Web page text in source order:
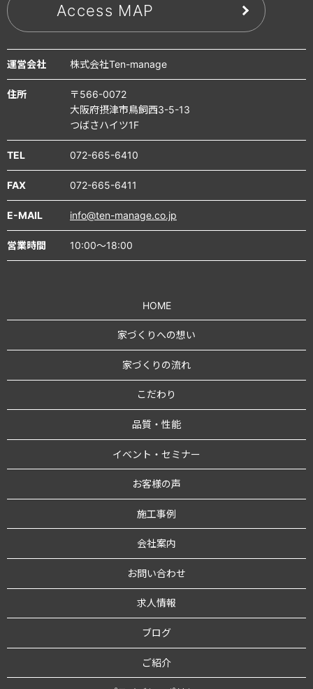
Access MAP
運営会社 株式会社Ten-manage
住所
〒566-0072
大阪府摂津市鳥飼西3-5-13
つばさハイツ1F
TEL 072-665-6410
FAX 072-665-6411
E-MAIL info@ten-manage.co.jp
営業時間 10:00～18:00
HOME
家づくりへの想い
家づくりの流れ
こだわり
品質・性能
イベント・セミナー
お客様の声
施工事例
会社案内
お問い合わせ
求人情報
ブログ
ご紹介